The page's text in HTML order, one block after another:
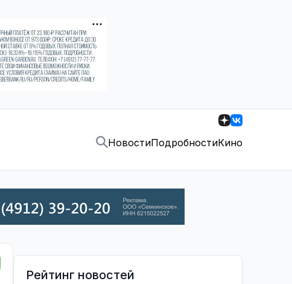
НовостиПодробностиКино
Рейтинг новостей